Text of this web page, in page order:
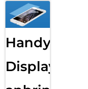
Handy
Displayfolie